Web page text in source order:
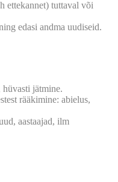
ettekannet) tuttaval või
edasi andma uudiseid.
hüvasti jätmine.
rääkimine: abielus,
aastaajad, ilm